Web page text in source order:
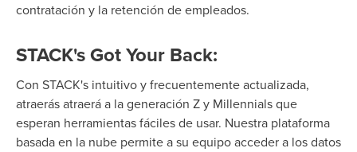
contratación y la retención de empleados.
STACK's Got Your Back:
Con STACK's intuitivo y frecuentemente actualizada,
atraerás atraerá a la generación Z y Millennials que
esperan herramientas fáciles de usar. Nuestra plataforma
basada en la nube permite a su equipo acceder a los datos